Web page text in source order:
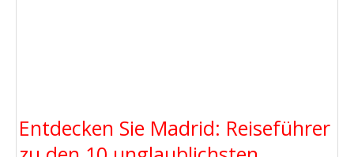
Entdecken Sie Madrid: Reiseführer